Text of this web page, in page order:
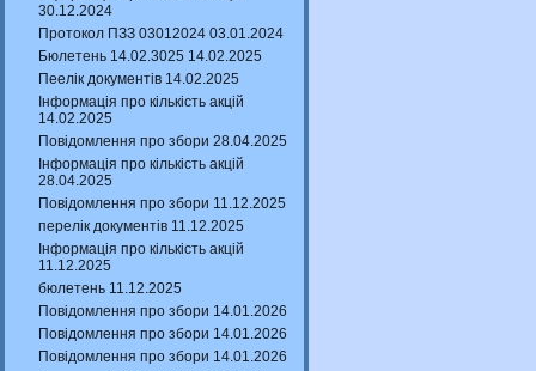
30.12.2024
Протокол ПЗЗ 03012024 03.01.2024
Бюлетень 14.02.3025 14.02.2025
Пеелік документів 14.02.2025
Інформація про кількість акцій
14.02.2025
Повідомлення про збори 28.04.2025
Інформація про кількість акцій
28.04.2025
Повідомлення про збори 11.12.2025
перелік документів 11.12.2025
Інформація про кількість акцій
11.12.2025
бюлетень 11.12.2025
Повідомлення про збори 14.01.2026
Повідомлення про збори 14.01.2026
Повідомлення про збори 14.01.2026